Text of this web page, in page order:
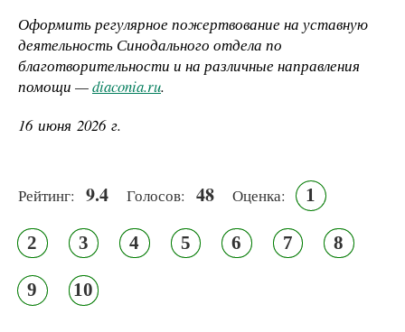
Оформить регулярное пожертвование на уставную
деятельность Синодального отдела по
благотворительности и на различные направления
помощи —diaconia.ru.
16 июня 2026 г.
Рейтинг: 9.4 Голосов: 48 Оценка: 1
2 3 4 5 6 7 8
9 10